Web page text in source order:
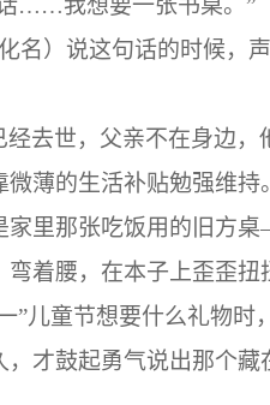
……我想要一张书桌。 ”
化名）说这句话的时候，
经去世，父亲不在身边，
微薄的生活补贴勉强维持
家里那张吃饭用的旧方桌
着腰，在本子上歪歪扭
”儿童节想要什么礼物时
，才鼓起勇气说出那个